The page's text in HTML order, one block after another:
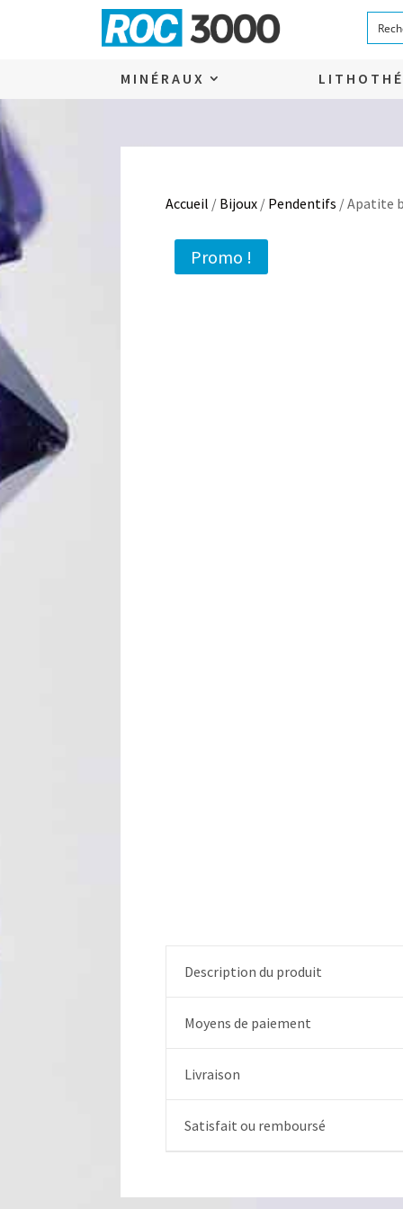
MINÉRAUX
Accueil / Bijoux / Pendentifs / Apatite
Promo !
Description du produit
Moyens de paiement
Livraison
Satisfait ou remboursé